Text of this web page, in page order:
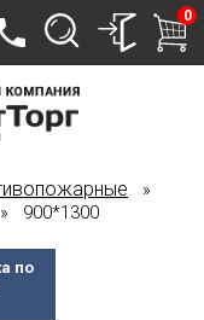
0
»
900*1300
по